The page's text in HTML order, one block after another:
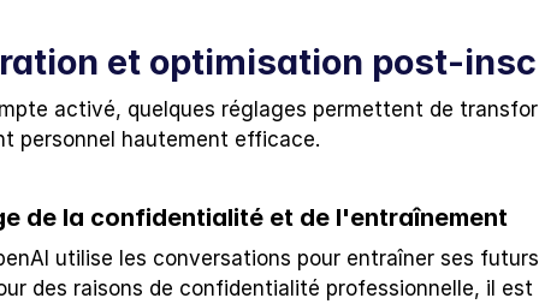
et optimisation post-
activé, quelques réglages permettent de
personnel hautement efficace.
de la confidentialité et de l'entraînement
utilise les conversations pour entraîner ses
des raisons de confidentialité professionnelle, il est